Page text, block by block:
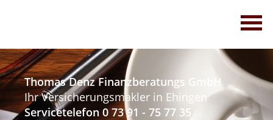
Thomas Denz Finanzberatungs GmbH
Ihr Versicherungsmakler in Ehingen
Servicetelefon 0 73 91 - 75 77 35